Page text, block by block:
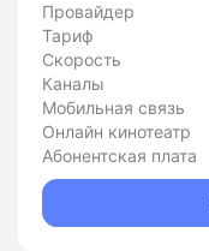
Провайдер
Тариф
Скорость
Каналы
Мобильная связь
Онлайн кинотеатр
Абонентская плата